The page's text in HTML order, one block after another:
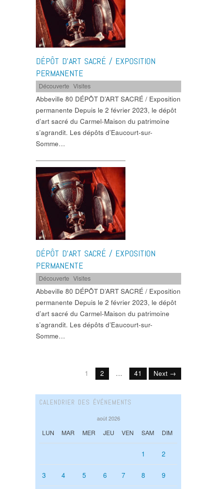
DÉPÔT D’ART SACRÉ / EXPOSITION
PERMANENTE
Découverte ,Visites
Abbeville 80 DÉPÔT D’ART SACRÉ / Exposition
permanente Depuis le 2 février 2023, le dépôt
d’art sacré du Carmel-Maison du patrimoine
s’agrandit. Les dépôts d’Eaucourt-sur-
Somme…
DÉPÔT D’ART SACRÉ / EXPOSITION
PERMANENTE
Découverte ,Visites
Abbeville 80 DÉPÔT D’ART SACRÉ / Exposition
permanente Depuis le 2 février 2023, le dépôt
d’art sacré du Carmel-Maison du patrimoine
s’agrandit. Les dépôts d’Eaucourt-sur-
Somme…
1 2 … 41 Next →
CALENDRIER DES ÉVÉNEMENTS
août 2026
LUN MAR MER JEU VEN SAM DIM
1 2
3 4 5 6 7 8 9